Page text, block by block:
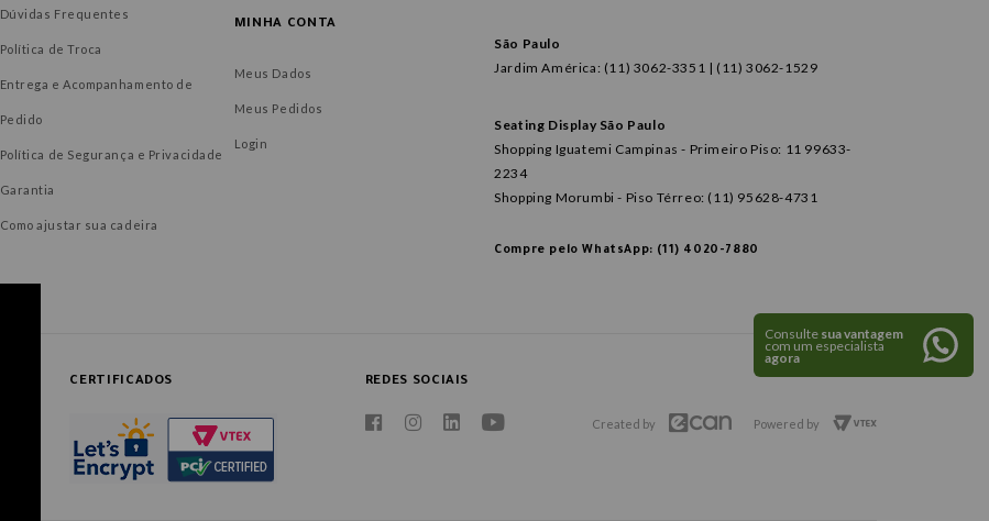
Dúvidas Frequentes
Política de Troca
Entrega e Acompanhamento de
Pedido
Política de Segurança e Privacidade
Garantia
Como ajustar sua cadeira
MINHA CONTA
Meus Dados
Meus Pedidos
Login
São Paulo
Jardim América: (11) 3062-3351 | (11) 3062-1529
Seating Display São Paulo
Shopping Iguatemi Campinas - Primeiro Piso: 11 99633-
2234
Shopping Morumbi - Piso Térreo: (11) 95628-4731
Compre pelo WhatsApp: (11) 4020-7880
CERTIFICADOS REDES SOCIAIS
Created by Powered by
Consulte sua vantagem
com um especialista
agora